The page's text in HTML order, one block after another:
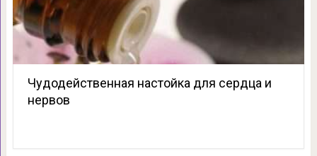
Чудодейственная настойка для сердца и
нервов